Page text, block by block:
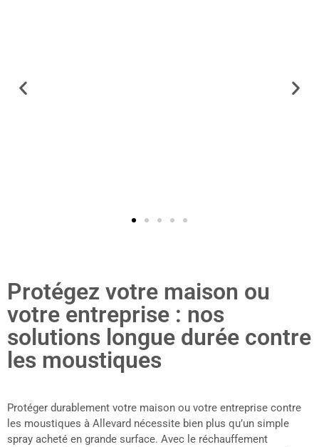
Protégez votre maison ou
votre entreprise : nos
solutions longue durée contre
les moustiques
Protéger durablement votre maison ou votre entreprise contre
les moustiques à Allevard nécessite bien plus qu’un simple
spray acheté en grande surface. Avec le réchauffement